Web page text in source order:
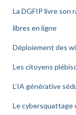
La DGFIP livre son
libres en ligne
Déploiement des
Les citoyens
L’IA générative
Le cybersquattage